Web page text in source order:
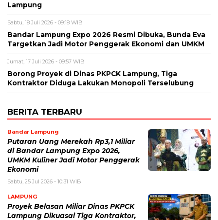
Lampung
Sabtu, 18 Juli 2026 - 09:18 WIB
Bandar Lampung Expo 2026 Resmi Dibuka, Bunda Eva
Targetkan Jadi Motor Penggerak Ekonomi dan UMKM
Jumat, 17 Juli 2026 - 09:57 WIB
Borong Proyek di Dinas PKPCK Lampung, Tiga
Kontraktor Diduga Lakukan Monopoli Terselubung
BERITA TERBARU
Bandar Lampung
Putaran Uang Merekah Rp3,1 Miliar
di Bandar Lampung Expo 2026,
UMKM Kuliner Jadi Motor Penggerak
Ekonomi
Sabtu, 25 Jul 2026 - 10:31 WIB
LAMPUNG
Proyek Belasan Miliar Dinas PKPCK
Lampung Dikuasai Tiga Kontraktor,